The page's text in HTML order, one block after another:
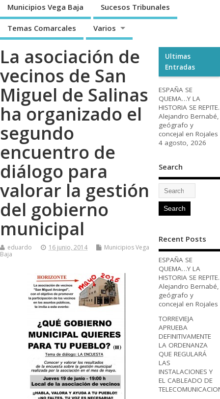
Municipios Vega Baja Sucesos Tribunales
Temas Comarcales Varios
La asociación de
vecinos de San
Miguel de Salinas
ha organizado el
segundo
encuentro de
diálogo para
valorar la gestión
del gobierno
municipal
eduardo 16 junio, 2014
Municipios Vega
Baja
Ultimas
Entradas
ESPAÑA SE
QUEMA…Y LA
HISTORIA SE REPITE.
Alejandro Bernabé,
geógrafo y
concejal en Rojales
4 agosto, 2026
Search
Recent Posts
ESPAÑA SE
QUEMA…Y LA
HISTORIA SE REPITE.
Alejandro Bernabé,
geógrafo y
concejal en Rojales
TORREVIEJA
APRUEBA
DEFINITIVAMENTE
LA ORDENANZA
QUE REGULARÁ
LAS
INSTALACIONES Y
EL CABLEADO DE